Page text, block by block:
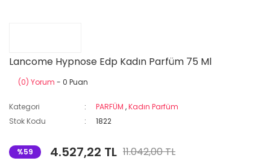
Lancome Hypnose Edp Kadın Parfüm 75 Ml
(0) Yorum - 0 Puan
Kategori PARFÜM ,Kadın Parfüm
Stok Kodu
1822
%59 4.527,22 TL 11.042,00 TL